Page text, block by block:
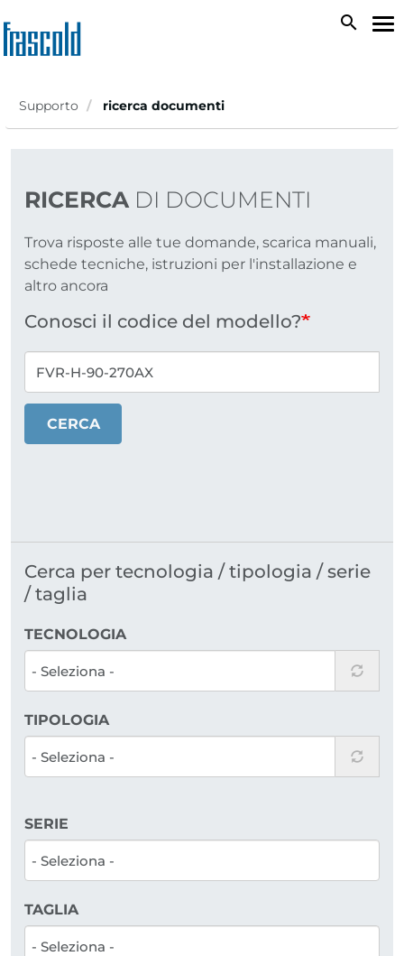
al
contenuto
search
Supporto ricerca documenti
RICERCADI DOCUMENTI
Trova risposte alle tue domande, scarica manuali,
schede tecniche, istruzioni per l'installazione e
altro ancora
Conosci il codice del modello?
CERCA
Cerca per tecnologia / tipologia / serie
/ taglia
TECNOLOGIA
TIPOLOGIA
SERIE
TAGLIA